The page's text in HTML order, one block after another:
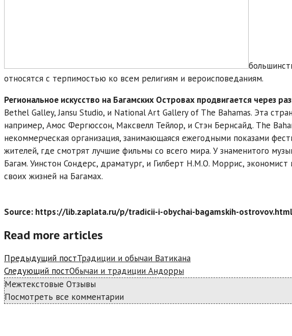
относятся с терпимостью ко всем религиям и вероисповеданиям.
Региональное искусство на Багамских Островах продвигается через
Bethel Galley, Jansu Studio, и National Art Gallery of The Bahamas. Эта
например, Амос Фергюссон, Максвелл Тейлор, и Стэн Бернсайд. The
некоммерческая организация, занимающаяся ежегодными показами
жителей, где смотрят лучшие фильмы со всего мира. У знаменитого
Багам. Уинстон Сондерс, драматург, и Гилберт Н.М.О. Моррис, экономист
своих жизней на Багамах.
Source: https://lib.zaplata.ru/p/tradicii-i-obychai-bagamskih-ostrovov.html
Read more articles
Предыдущий постТрадиции и обычаи Ватикана
Следующий постОбычаи и традиции Андорры
Межтекстовые Отзывы
Посмотреть все комментарии